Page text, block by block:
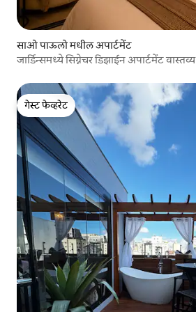
साओ पाऊलो मधील अपार्टमेंट
जार्डिन्समध्ये सिग्नेचर डिझाईन अपार्टमेंट वास्तव्य
गेस्ट फेव्हरेट
गेस्ट फेव्हरेट